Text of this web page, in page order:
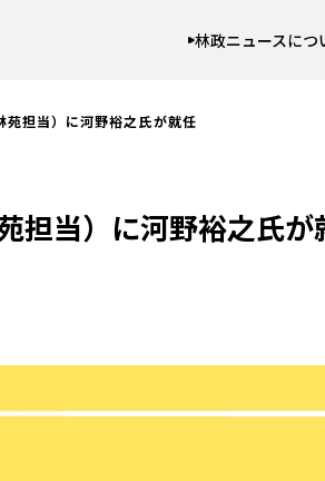
林政ニュースにつ
苑担当）に河野裕之氏が就任
担当）に河野裕之氏が